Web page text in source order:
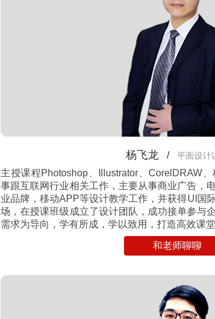
杨飞龙 / 平面设计
主授课程Photoshop、Illustrator、CorelDRAW
事跟互联网行业相关工作，主要从事商业广告，
业品牌，移动APP等设计教学工作，并获得UI国
场，在授课班级成立了设计团队，成功接单参与
需求为导向，学有所成，学以致用，打造高效课堂
和老师聊聊